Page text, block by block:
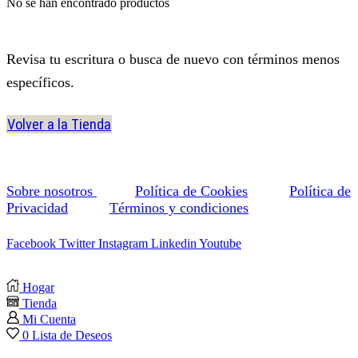
Revisa tu escritura o busca de nuevo con términos menos
específicos.
Volver a la Tienda
Sobre nosotros Política de Cookies
Política de
Privacidad
Términos y condiciones
Facebook Twitter Instagram Linkedin Youtube
Hogar
Tienda
Mi Cuenta
0 Lista de Deseos